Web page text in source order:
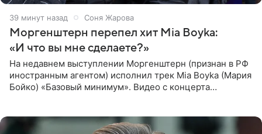
39 минут назад Соня Жарова
Моргенштерн перепел хит Mia Boyka:
«И что вы мне сделаете?»
На недавнем выступлении Моргенштерн (признан в РФ
иностранным агентом) исполнил трек Mia Boyka (Мария
Бойко) «Базовый минимум». Видео с концерта